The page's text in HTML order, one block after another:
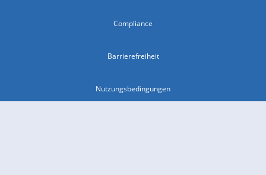
Compliance
Barrierefreiheit
Nutzungsbedingungen